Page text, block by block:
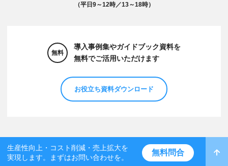
（平日9～12時／13～18時）
無料
導入事例集やガイドブック資料を
無料でご活用いただけます
お役立ち資料ダウンロード
生産性向上・コスト削減・売上拡大を
実現します。まずはお問い合わせを。
無料問合